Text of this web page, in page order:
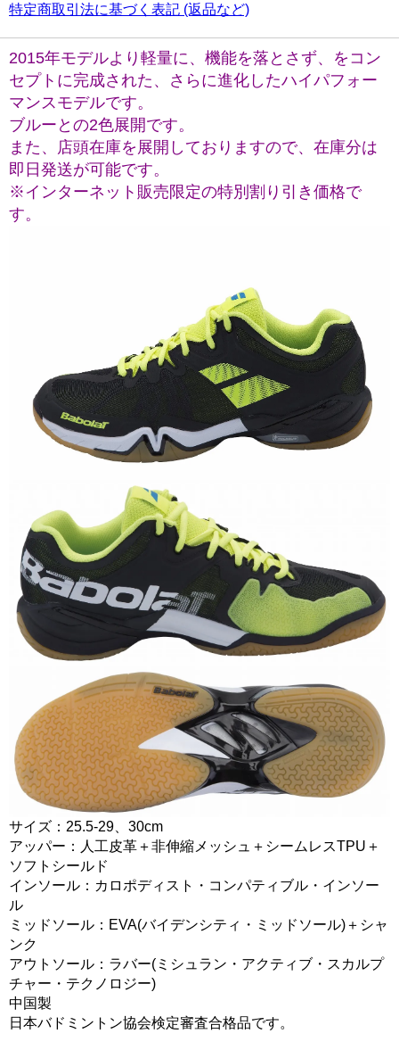
特定商取引法に基づく表記 (返品など)
2015年モデルより軽量に、機能を落とさず、をコン
セプトに完成された、さらに進化したハイパフォー
マンスモデルです。
ブルーとの2色展開です。
また、店頭在庫を展開しておりますので、在庫分は
即日発送が可能です。
※インターネット販売限定の特別割り引き価格で
す。
サイズ：25.5-29、30cm
アッパー：人工皮革＋非伸縮メッシュ＋シームレスTPU＋
ソフトシールド
インソール：カロポディスト・コンパティブル・インソー
ル
ミッドソール：EVA(バイデンシティ・ミッドソール)＋シャ
ンク
アウトソール：ラバー(ミシュラン・アクティブ・スカルプ
チャー・テクノロジー)
中国製
日本バドミントン協会検定審査合格品です。